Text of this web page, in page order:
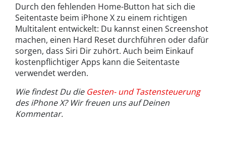
Durch den fehlenden Home-Button hat sich die
Seitentaste beim iPhone X zu einem richtigen
Multitalent entwickelt: Du kannst einen Screenshot
machen, einen Hard Reset durchführen oder dafür
sorgen, dass Siri Dir zuhört. Auch beim Einkauf
kostenpflichtiger Apps kann die Seitentaste
verwendet werden.
Wie findest Du die Gesten- und Tastensteuerung
des iPhone X? Wir freuen uns auf Deinen
Kommentar.